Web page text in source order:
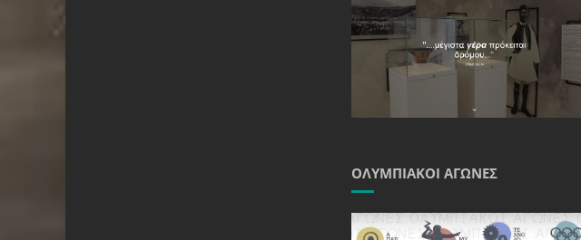
ΟΛΥΜΠΙΑΚΟΊ ΑΓΏΝΕΣ